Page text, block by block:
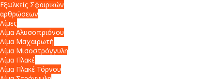
Εξωλκείς Σφαιρικών
αρθρώσεων
Λίμες
Λίμα Αλυσοπριόνου
Λίμα Μαχαιρωτή
Λίμα Μισοστρόγγυλη
Λίμα Πλακέ
Λίμα Πλακέ Τόρνου